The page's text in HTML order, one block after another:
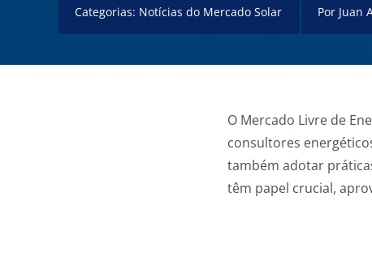
Categorias: Notícias do Mercado Solar Por Juan
O Mercado Livre de
consultores
também adotar
têm papel crucial,